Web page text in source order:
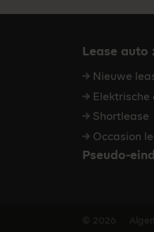
Lease auto
Nieuwe
Elektrische
Shortlease
Occasion
Pseudo-
© 2026